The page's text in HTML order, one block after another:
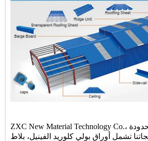
تشمل أوراق بولي كلوريد الفينيل، بلاط